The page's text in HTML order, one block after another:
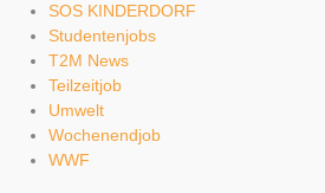
SOS KINDERDORF
Studentenjobs
T2M News
Teilzeitjob
Umwelt
Wochenendjob
WWF